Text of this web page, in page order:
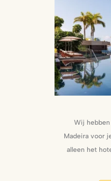
Wij
Madeira voor
alleen het